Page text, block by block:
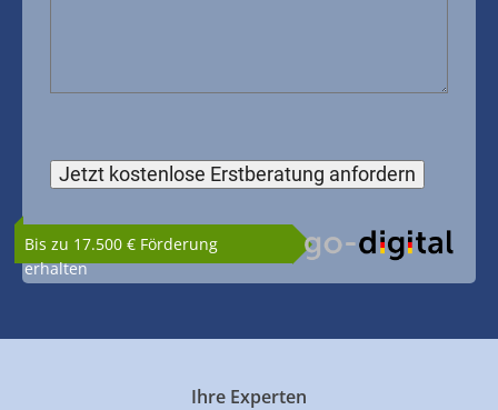
Bis zu 17.500 € Förderung
erhalten
Ihre Experten